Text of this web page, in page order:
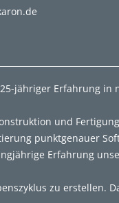
jähriger Erfahrung
und
punktgenauer
Erfahrung
zu erstellen.